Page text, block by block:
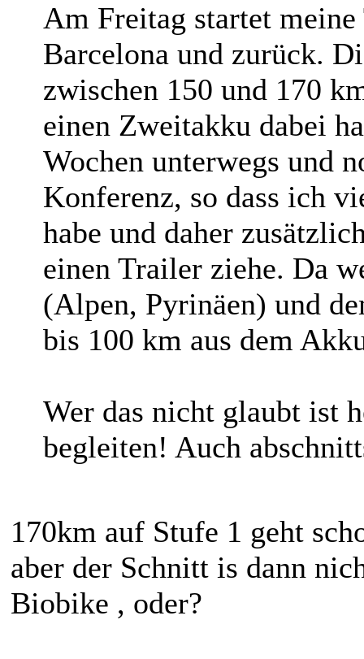
Am Freitag startet
Barcelona und zurück.
zwischen 150 und 170
einen Zweitakku dabei
Wochen unterwegs und
Konferenz, so dass ich
habe und daher
einen Trailer ziehe. Da
(Alpen, Pyrinäen) und
bis 100 km aus dem
Wer das nicht glaubt ist
begleiten! Auch
170km auf Stufe 1 geht
aber der Schnitt is dann
Biobike , oder?